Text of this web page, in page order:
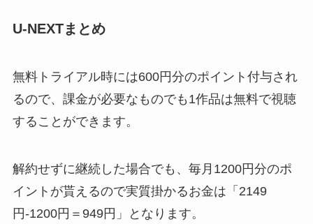
U-NEXTまとめ
無料トライアル時には600円分のポイント付与され
るので、課金が必要なものでも1作品は無料で視聴
することができます。
解約せずに継続した場合でも、毎月1200円分のポ
イントが貰えるので実質掛かるお金は「2149
円-1200円＝949円」となります。